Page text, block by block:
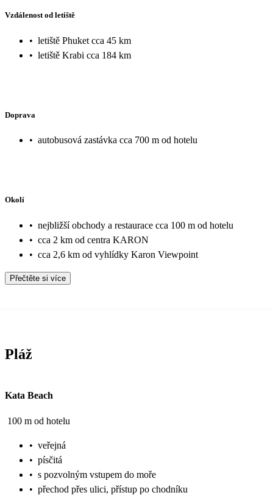
Vzdálenost od letiště
• letiště Phuket cca 45 km
• letiště Krabi cca 184 km
Doprava
• autobusová zastávka cca 700 m od hotelu
Okolí
• nejbližší obchody a restaurace cca 100 m od hotelu
• cca 2 km od centra KARON
• cca 2,6 km od vyhlídky Karon Viewpoint
Přečtěte si více
Pláž
Kata Beach
100 m od hotelu
• veřejná
• písčitá
• s pozvolným vstupem do moře
• přechod přes ulici, přístup po chodníku